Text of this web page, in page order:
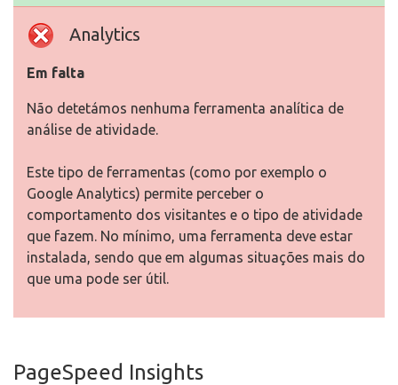
Analytics
Em falta
Não detetámos nenhuma ferramenta analítica de
análise de atividade.
Este tipo de ferramentas (como por exemplo o
Google Analytics) permite perceber o
comportamento dos visitantes e o tipo de atividade
que fazem. No mínimo, uma ferramenta deve estar
instalada, sendo que em algumas situações mais do
que uma pode ser útil.
PageSpeed Insights